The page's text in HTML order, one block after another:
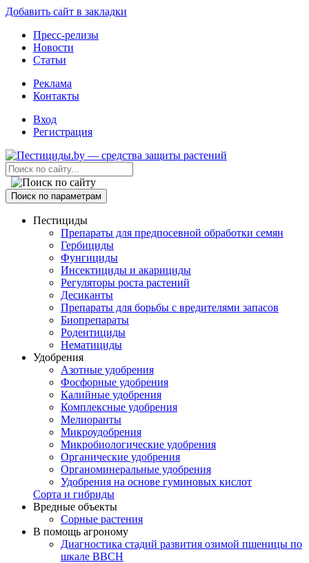
Добавить сайт в закладки
Пресс-релизы
Новости
Статьи
Реклама
Контакты
Вход
Регистрация
Поиск по параметрам
Пестициды
Препараты для предпосевной обработки семян
Гербициды
Фунгициды
Инсектициды и акарициды
Регуляторы роста растений
Десиканты
Препараты для борьбы с вредителями запасов
Биопрепараты
Родентициды
Нематициды
Удобрения
Азотные удобрения
Фосфорные удобрения
Калийные удобрения
Комплексные удобрения
Мелиоранты
Микроудобрения
Микробиологические удобрения
Органические удобрения
Органоминеральные удобрения
Удобрения на основе гуминовых кислот
Сорта и гибриды
Вредные объекты
Сорные растения
В помощь агроному
Диагностика стадий развития озимой пшеницы по
шкале ВВСН